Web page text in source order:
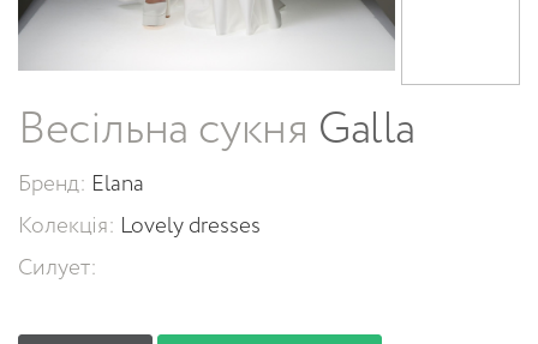
Весільна сукня Galla
Бренд: Elana
Колекція: Lovely dresses
Силует: